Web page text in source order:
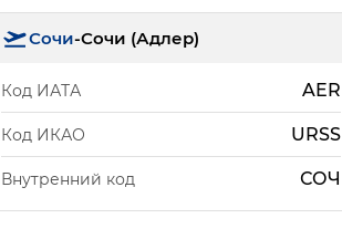
Сочи-Сочи (Адлер)
Код ИАТА AER
Код ИКАО URSS
Внутренний код СОЧ